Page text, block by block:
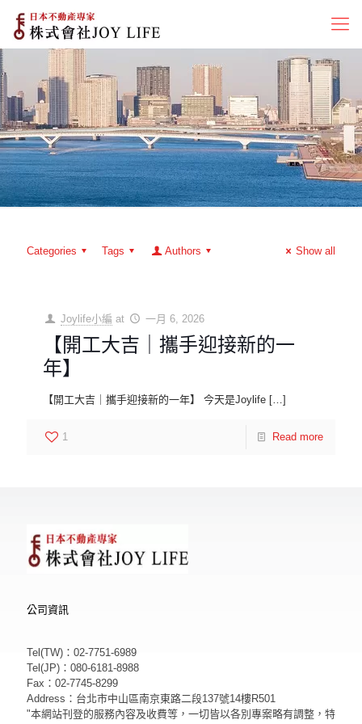
Categories Tags Authors Show all
Joylife小編 at 一月 6, 2026
【開工大吉｜攜手迎接新的一
年】
【開工大吉｜攜手迎接新的一年】 今天是Joylife […]
1 Read more
公司資訊
Tel(TW)：02-7751-6989
Tel(JP)：080-6181-8988
Fax：02-7745-8299
Address：台北市中山區南京東路二段137號14樓R501
"本網站刊登的服務內容及收費等，一切皆以各別專案略有調整，特